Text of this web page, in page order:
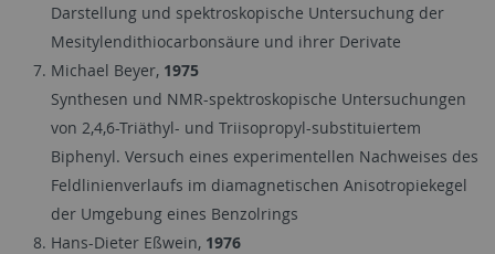
Darstellung und spektroskopische Untersuchung der
Mesitylendithiocarbonsäure und ihrer Derivate
Michael Beyer, 1975
Synthesen und NMR-spektroskopische Untersuchungen
von 2,4,6-Triäthyl- und Triisopropyl-substituiertem
Biphenyl. Versuch eines experimentellen Nachweises des
Feldlinienverlaufs im diamagnetischen Anisotropiekegel
der Umgebung eines Benzolrings
Hans-Dieter Eßwein, 1976